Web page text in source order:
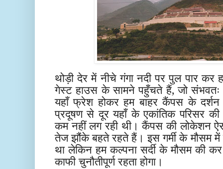
थोड़ी देर में नीचे गंगा नदी पर पुल पार कर
गेस्ट हाउस के सामने पहुँचते हैं, जो संभवतः
यहाँ फ्रेश होकर हम बाहर कैंपस के
प्रदूषण से दूर यहाँ के एकांतिक परिसर की
कम नहीं लग रही थी। कैंपस की लोकेशन
तेज झौंके बहते रहते हैं। इस गर्मी के मौसम में
था लेकिन हम कल्पना सर्दी के मौसम की
काफी चुनौतीपूर्ण रहता होगा।